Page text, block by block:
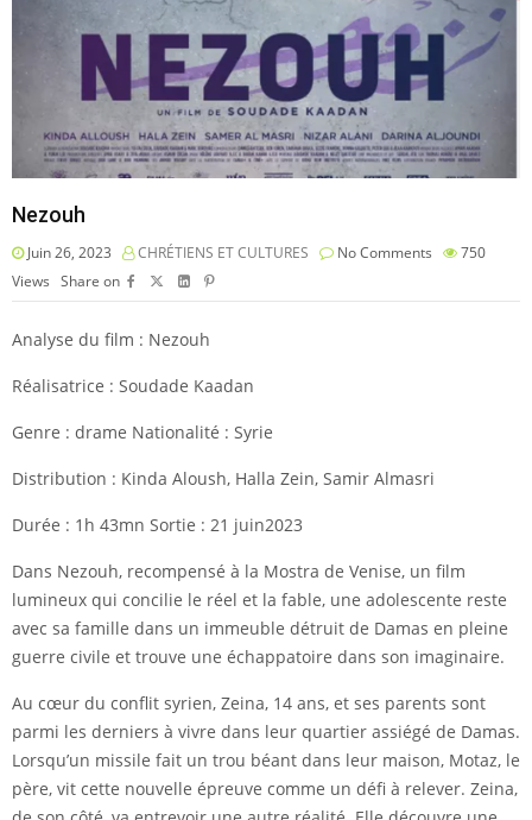
Nezouh
Juin 26, 2023 CHRÉTIENS ET CULTURES No Comments
750
Views Share on
Analyse du film : Nezouh
Réalisatrice : Soudade Kaadan
Genre : drame Nationalité : Syrie
Distribution : Kinda Aloush, Halla Zein, Samir Almasri
Durée : 1h 43mn Sortie : 21 juin2023
Dans Nezouh, recompensé à la Mostra de Venise, un film
lumineux qui concilie le réel et la fable, une adolescente reste
avec sa famille dans un immeuble détruit de Damas en pleine
guerre civile et trouve une échappatoire dans son imaginaire.
Au cœur du conflit syrien, Zeina, 14 ans, et ses parents sont
parmi les derniers à vivre dans leur quartier assiégé de Damas.
Lorsqu’un missile fait un trou béant dans leur maison, Motaz, le
père, vit cette nouvelle épreuve comme un défi à relever. Zeina,